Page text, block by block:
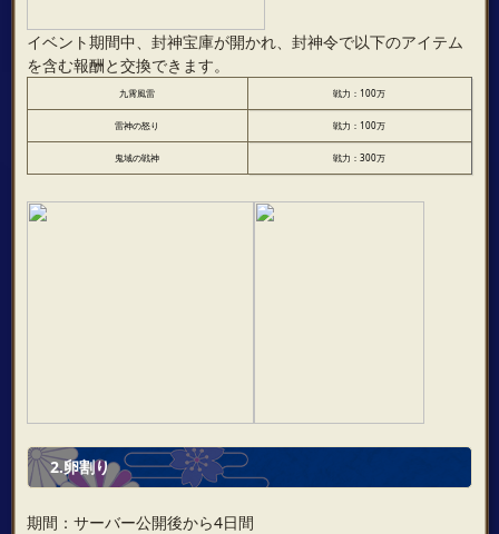
イベント期間中、封神宝庫が開かれ、封神令で以下のアイテム
を含む報酬と交換できます。
九霄風雷 戦力：100万
雷神の怒り 戦力：100万
鬼域の戦神 戦力：300万
2.卵割り
期間：サーバー公開後から4日間